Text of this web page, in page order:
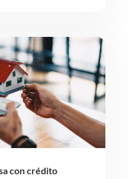
con crédito